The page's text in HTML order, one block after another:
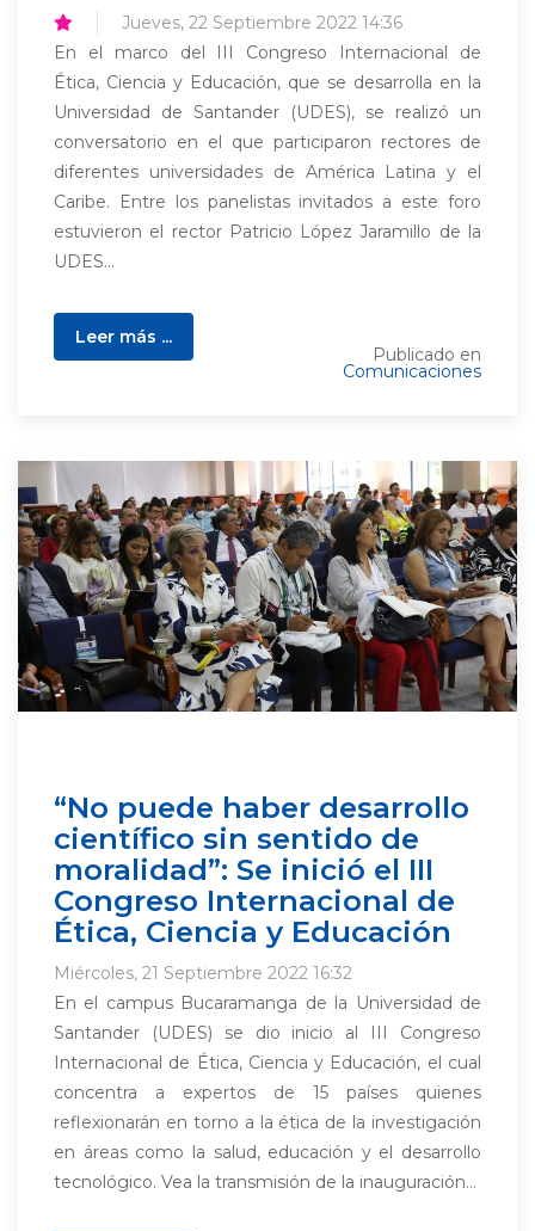
Jueves, 22 Septiembre 2022 14:36
En el marco del III Congreso Internacional de
Ética, Ciencia y Educación, que se desarrolla en la
Universidad de Santander (UDES), se realizó un
conversatorio en el que participaron rectores de
diferentes universidades de América Latina y el
Caribe. Entre los panelistas invitados a este foro
estuvieron el rector Patricio López Jaramillo de la
UDES...
Leer más ...
Publicado en
Comunicaciones
“No puede haber desarrollo
científico sin sentido de
moralidad”: Se inició el III
Congreso Internacional de
Ética, Ciencia y Educación
Miércoles, 21 Septiembre 2022 16:32
En el campus Bucaramanga de la Universidad de
Santander (UDES) se dio inicio al III Congreso
Internacional de Ética, Ciencia y Educación, el cual
concentra a expertos de 15 países quienes
reflexionarán en torno a la ética de la investigación
en áreas como la salud, educación y el desarrollo
tecnológico. Vea la transmisión de la inauguración...